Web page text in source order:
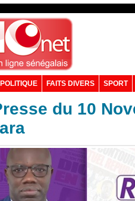
POLITIQUE FAITS DIVERS SPORT
du 10